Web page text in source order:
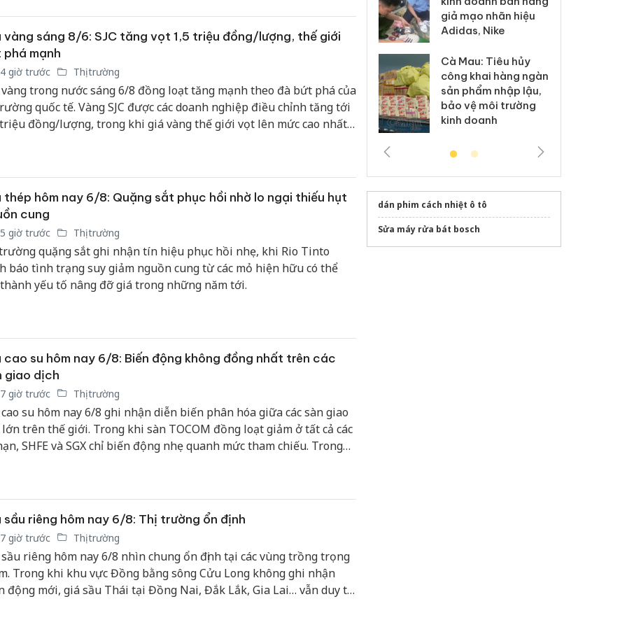
vàng sáng 8/6: SJC tăng vọt 1,5 triệu đồng/lượng, thế giới
phá mạnh
giờ trước Thị trường
trong nước sáng 6/8 đồng loạt tăng mạnh theo đà bứt phá của
quốc tế. Vàng SJC được các doanh nghiệp điều chỉnh tăng tới
đồng/lượng, trong khi giá vàng thế giới vọt lên mức cao nhất
thép hôm nay 6/8: Quặng sắt phục hồi nhờ lo ngại thiếu hụt
cung
giờ trước Thị trường
quặng sắt ghi nhận tín hiệu phục hồi nhẹ, khi Rio Tinto
báo tình trạng suy giảm nguồn cung từ các mỏ hiện hữu có thể
yếu tố nâng đỡ giá trong những năm tới.
cao su hôm nay 6/8: Biến động không đồng nhất trên các
giao dịch
giờ trước Thị trường
su hôm nay 6/8 ghi nhận diễn biến phân hóa giữa các sàn giao
lớn trên thế giới. Trong khi sàn TOCOM đồng loạt giảm ở tất cả các
SHFE và SGX chỉ biến động nhẹ quanh mức tham chiếu. Trong
sầu riêng hôm nay 6/8: Thị trường ổn định
giờ trước Thị trường
riêng hôm nay 6/8 nhìn chung ổn định tại các vùng trồng trọng
Trong khi khu vực Đồng bằng sông Cửu Long không ghi nhận
động mới, giá sầu Thái tại Đồng Nai, Đắk Lắk, Gia Lai… vẫn duy trì
bán bình sữa
Moyuum giả
bán hàng giả tại Phú
Quốc ra đầu thú
giả mạo nhãn hiệu
Adidas, Nike
Cà Mau: Tiêu hủy
công khai hàng ngàn
sản phẩm nhập lậu,
bảo vệ môi trường
kinh doanh
dán phim cách nhiệt ô tô
Sửa máy rửa bát bosch